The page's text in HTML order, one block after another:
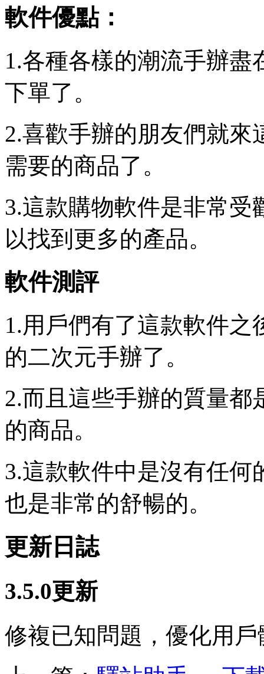
軟件優點：
1.各種各樣的潮流手辦
下單了。
2.喜歡手辦的朋友們就
需要的商品了。
3.這款購物軟件是非常
以找到更多的產品。
軟件測評
1.用戶們有了這款軟件
的二次元手辦了。
2.而且這些手辦的質量
的商品。
3.這款軟件中是沒有任
也是非常的舒暢的。
更新日誌
3.5.0更新
修複已知問題，優化用戶